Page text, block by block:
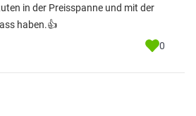
in der Preisspanne und mit der
haben.👍
0